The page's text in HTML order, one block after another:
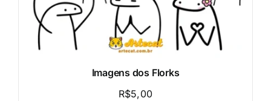
Imagens dos Florks
R$5,00